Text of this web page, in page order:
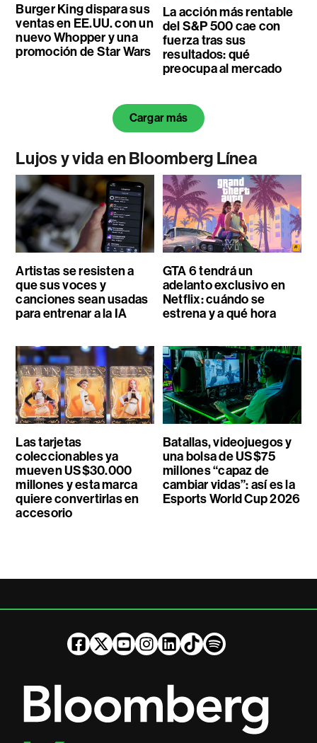
Burger King dispara sus
ventas en EE.UU. con un
nuevo Whopper y una
promoción de Star Wars
La acción más rentable
del S&P 500 cae con
fuerza tras sus
resultados: qué
preocupa al mercado
Cargar más
Lujos y vida en Bloomberg Línea
Artistas se resisten a
que sus voces y
canciones sean usadas
para entrenar a la IA
GTA 6 tendrá un
adelanto exclusivo en
Netflix: cuándo se
estrena y a qué hora
Las tarjetas
coleccionables ya
mueven US$30.000
millones y esta marca
quiere convertirlas en
accesorio
Batallas, videojuegos y
una bolsa de US$75
millones “capaz de
cambiar vidas”: así es la
Esports World Cup 2026